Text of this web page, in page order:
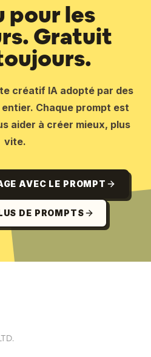
pour les
Gratuit
créatif IA adopté par des
Chaque prompt est
aider à créer mieux, plus
vite.
AVEC LE PROMPT
DE PROMPTS